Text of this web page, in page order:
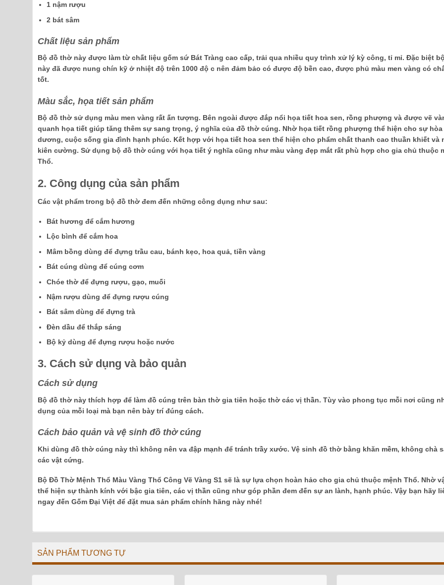
1 nậm rượu
2 bát sâm
Chất liệu sản phẩm
Bộ đồ thờ này được làm từ chất liệu gốm sứ Bát Tràng cao cấp, trải qua nhiều quy trình xử lý kỳ công, tỉ mỉ. Đặc biệt
này đã được nung chín kỹ ở nhiệt độ trên 1000 độ c nên đảm bảo có được độ bền cao, được phủ màu men vàng có
tốt.
Màu sắc, họa tiết sản phẩm
Bộ đồ thờ sử dụng màu men vàng rất ấn tượng. Bên ngoài được đắp nổi họa tiết hoa sen, rồng phượng và được vẽ
quanh họa tiết giúp tăng thêm sự sang trọng, ý nghĩa của đồ thờ cúng. Nhờ họa tiết rồng phượng thể hiện cho sự hòa
dương, cuộc sống gia đình hạnh phúc. Kết hợp với họa tiết hoa sen thể hiện cho phẩm chất thanh cao thuần khiết và
kiên cường. Sử dụng bộ đồ thờ cúng với họa tiết ý nghĩa cũng như màu vàng đẹp mắt rất phù hợp cho gia chủ thuộc
Thổ.
2. Công dụng của sản phẩm
Các vật phẩm trong bộ đồ thờ đem đến những công dụng như sau:
Bát hương để cắm hương
Lộc bình để cắm hoa
Mâm bồng dùng để đựng trầu cau, bánh kẹo, hoa quả, tiền vàng
Bát cúng dùng để cúng cơm
Chóe thờ để đựng rượu, gạo, muối
Nậm rượu dùng để đựng rượu cúng
Bát sâm dùng để đựng trà
Đèn dầu để thắp sáng
Bộ kỷ dùng để đựng rượu hoặc nước
3. Cách sử dụng và bảo quản
Cách sử dụng
Bộ đồ thờ này thích hợp để làm đồ cúng trên bàn thờ gia tiên hoặc thờ các vị thần. Tùy vào phong tục mỗi nơi cũng
dụng của mỗi loại mà bạn nên bày trí đúng cách.
Cách bảo quản và vệ sinh đồ thờ cúng
Khi dùng đồ thờ cúng này thì không nên va đập mạnh để tránh trầy xước. Vệ sinh đồ thờ bằng khăn mềm, không chà
các vật cứng.
Bộ Đồ Thờ Mệnh Thổ Màu Vàng Thổ Công Vẽ Vàng S1 sẽ là sự lựa chọn hoàn hảo cho gia chủ thuộc mệnh Thổ. Nhờ
thể hiện sự thành kính với bậc gia tiên, các vị thần cũng như góp phần đem đến sự an lành, hạnh phúc. Vậy bạn hãy
ngay đến Gốm Đại Việt để đặt mua sản phẩm chính hãng này nhé!
SẢN PHẨM TƯƠNG TỰ